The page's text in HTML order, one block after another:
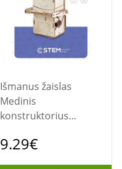
Išmanus žaislas
Medinis
konstruktorius
mokomasis modelis
9.29€